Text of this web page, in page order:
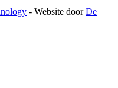
- Website doorDe